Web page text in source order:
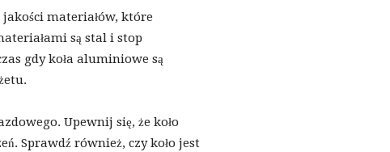
materiałów, które
są stal i stop
gdy koła aluminiowe są
Upewnij się, że koło
Sprawdź również, czy koło jest